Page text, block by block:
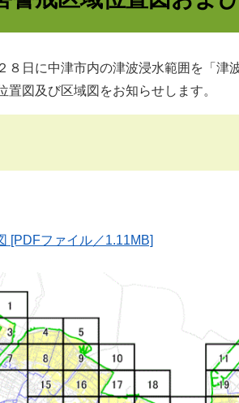
８日に中津市内の津波浸水範囲を「津
置図及び区域図をお知らせします。
[PDFファイル／1.11MB]